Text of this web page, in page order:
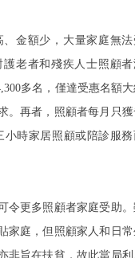
金額少，大量家庭無法
老者和殘疾人士照顧者
多名，僅達受惠名額
。再者，照顧者每月只
小時家居照顧或陪診服務
令更多照顧者家庭受助
家庭，但照顧家人和日
非旨在扶貧，故此當局